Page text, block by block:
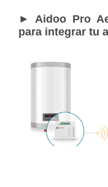
► Aidoo Pro
para integrar tu